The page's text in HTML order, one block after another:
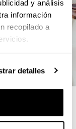
y análisis
información
recopilado a
detalles
ESTE